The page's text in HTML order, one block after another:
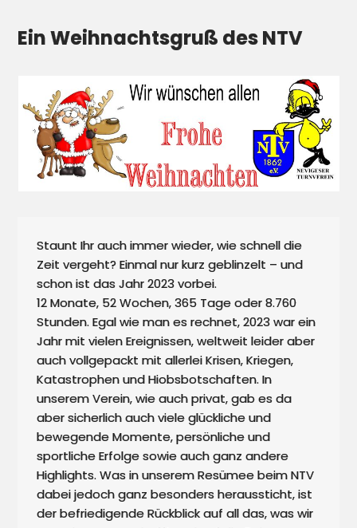
Ein Weihnachtsgruß des NTV
Staunt Ihr auch immer wieder, wie schnell die
Zeit vergeht? Einmal nur kurz geblinzelt – und
schon ist das Jahr 2023 vorbei.
12 Monate, 52 Wochen, 365 Tage oder 8.760
Stunden. Egal wie man es rechnet, 2023 war ein
Jahr mit vielen Ereignissen, weltweit leider aber
auch vollgepackt mit allerlei Krisen, Kriegen,
Katastrophen und Hiobsbotschaften. In
unserem Verein, wie auch privat, gab es da
aber sicherlich auch viele glückliche und
bewegende Momente, persönliche und
sportliche Erfolge sowie auch ganz andere
Highlights. Was in unserem Resümee beim NTV
dabei jedoch ganz besonders heraussticht, ist
der befriedigende Rückblick auf all das, was wir